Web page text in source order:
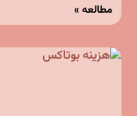
مطالعه »